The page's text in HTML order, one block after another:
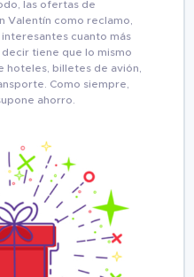
las ofertas de
Valentín como reclamo,
cuanto más
tiene que lo mismo
hoteles, billetes de avión,
Como siempre,
ahorro.